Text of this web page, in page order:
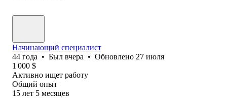
Начинающий специалист
44 года • Был вчера • Обновлено 27 июля
1 000 $
Активно ищет работу
Общий опыт
15 лет 5 месяцев